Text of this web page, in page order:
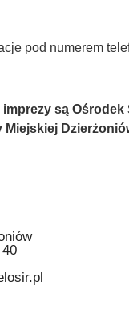
pod numerem
są